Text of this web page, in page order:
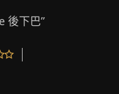
後下巴”